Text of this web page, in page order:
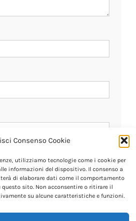
Consenso Cookie
utilizziamo tecnologie come i cookie per
informazioni del dispositivo. Il consenso a
di elaborare dati come il comportamento
sito. Non acconsentire o ritirare il
su alcune caratteristiche e funzioni.